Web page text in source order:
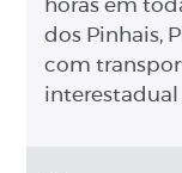
horas em
dos Pinhais,
com
interestadual